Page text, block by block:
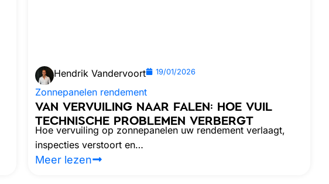
Hendrik Vandervoort 19/01/2026
Zonnepanelen rendement
VAN VERVUILING NAAR FALEN: HOE VUIL
TECHNISCHE PROBLEMEN VERBERGT
Hoe vervuiling op zonnepanelen uw rendement verlaagt,
inspecties verstoort en…
Meer lezen